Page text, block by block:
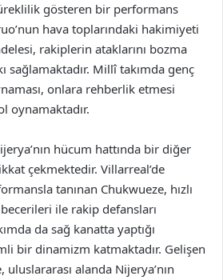
gösteren bir performans
hava toplarındaki hakimiyeti
rakiplerin ataklarını bozma
sağlamaktadır. Millî takımda genç
onlara rehberlik etmesi
oynamaktadır.
hücum hattında bir diğer
çekmektedir. Villarreal’de
tanınan Chukwueze, hızlı
ile rakip defansları
da sağ kanatta yaptığı
bir dinamizm katmaktadır. Gelişen
alanda Nijerya’nın